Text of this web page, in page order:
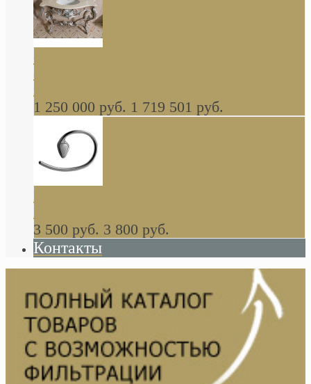
стиле барокко, из массива дерева, светло
коричневый матовый окрас + серебро
1 250 000 руб. 1 719 501 руб.
Khala Colombo аксессуары (серия) В
НАЛИЧИИ
3 500 руб. 3 800 руб.
Контакты